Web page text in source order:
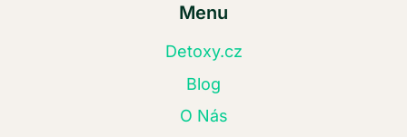
Menu
Detoxy.cz
Blog
O Nás